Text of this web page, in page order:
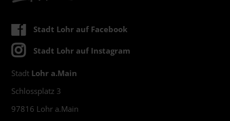
Stadt Lohr auf Facebook
Stadt Lohr auf Instagram
Stadt Lohr a.Main
Schlossplatz 3
97816 Lohr a.Main